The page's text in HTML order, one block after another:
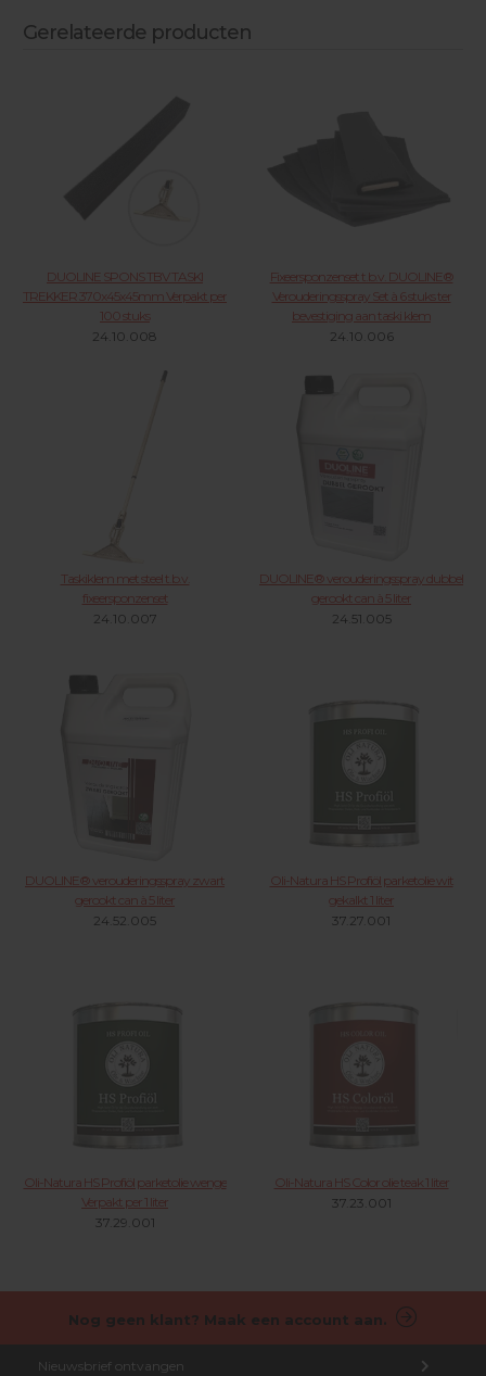
Gerelateerde producten
DUOLINE SPONS TBV TASKI
TREKKER 370x45x45mm Verpakt per
100 stuks
24.10.008
Fixeersponzenset t.b.v. DUOLINE®
Verouderingsspray Set à 6 stuks ter
bevestiging aan taski klem
24.10.006
Taskiklem met steel t.b.v.
fixeersponzenset
24.10.007
DUOLINE® verouderingsspray dubbel
gerookt can à 5 liter
24.51.005
DUOLINE® verouderingsspray zwart
gerookt can à 5 liter
24.52.005
Oli-Natura HS Profiöl parketolie wit
gekalkt 1 liter
37.27.001
Oli-Natura HS Profiöl parketolie wenge
Verpakt per 1 liter
37.29.001
Oli-Natura HS Color olie teak 1 liter
37.23.001
Nog geen klant? Maak een account aan.
Nieuwsbrief ontvangen